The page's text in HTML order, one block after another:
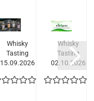
Whisky
Tasting
15.09.2026
Tour mit...
Whisky
Tasting
02.10.2026
Mareike